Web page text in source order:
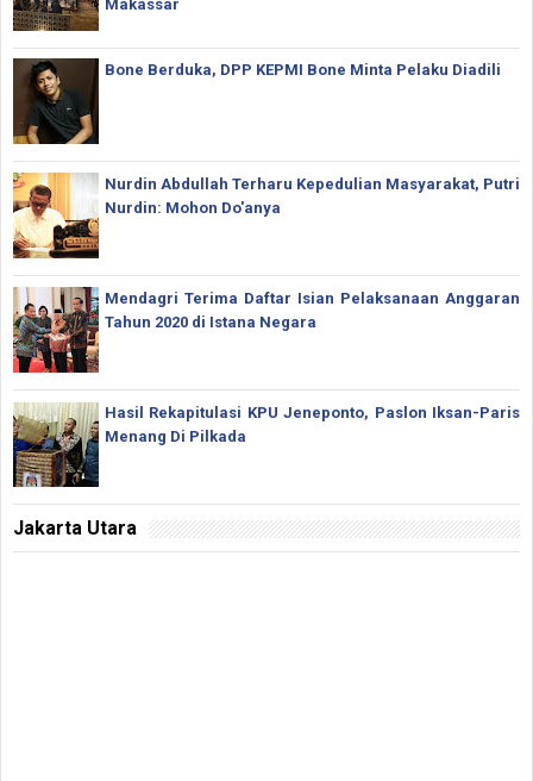
Makassar
Bone Berduka, DPP KEPMI Bone Minta Pelaku Diadili
Nurdin Abdullah Terharu Kepedulian Masyarakat, Putri
Nurdin: Mohon Do'anya
Mendagri Terima Daftar Isian Pelaksanaan Anggaran
Tahun 2020 di Istana Negara
Hasil Rekapitulasi KPU Jeneponto, Paslon Iksan-Paris
Menang Di Pilkada
Jakarta Utara